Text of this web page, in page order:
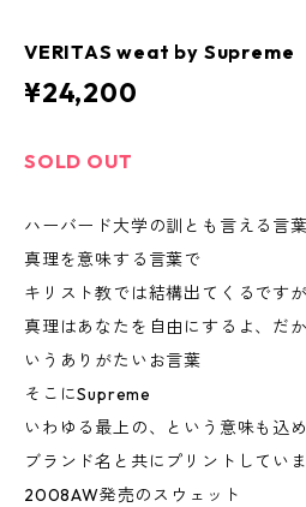
VERITAS weat by Supreme
¥24,200
SOLD OUT
ハーバード大学の訓とも言える言
真理を意味する言葉で
キリスト教では結構出てくるですが
真理はあなたを自由にするよ、だ
いうありがたいお言葉
そこにSupreme
いわゆる最上の、という意味も込め
ブランド名と共にプリントしていま
2008AW発売のスウェット